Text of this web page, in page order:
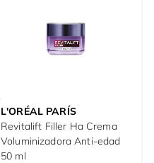
L'ORÉAL PARÍS
Revitalift Filler Ha Crema
Voluminizadora Anti-edad
50 ml